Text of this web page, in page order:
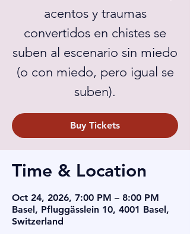
acentos y traumas
convertidos en chistes se
suben al escenario sin miedo
(o con miedo, pero igual se
suben).
Buy Tickets
Time & Location
Oct 24, 2026, 7:00 PM – 8:00 PM
Basel, Pfluggässlein 10, 4001 Basel,
Switzerland